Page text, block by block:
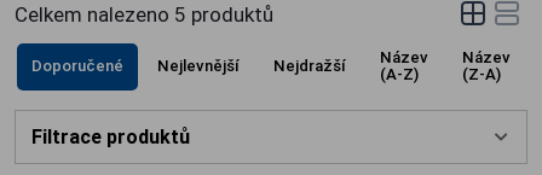
Celkem nalezeno 5 produktů
Doporučené Nejlevnější Nejdražší
Název
(A-Z)
Název
(Z-A)
Filtrace produktů